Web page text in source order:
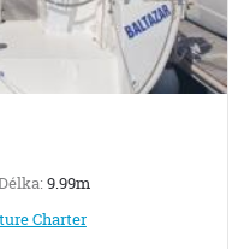
9.99m
Charter